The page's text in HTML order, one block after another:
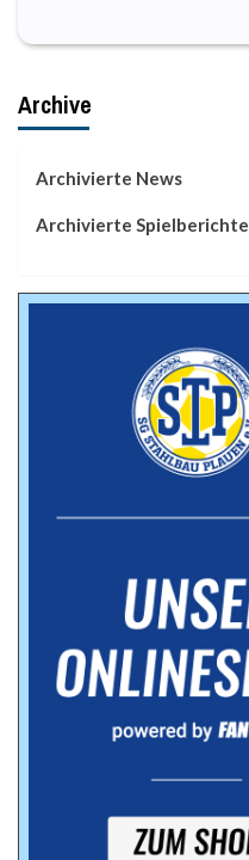
Archive
Archivierte News
Archivierte Spielberichte